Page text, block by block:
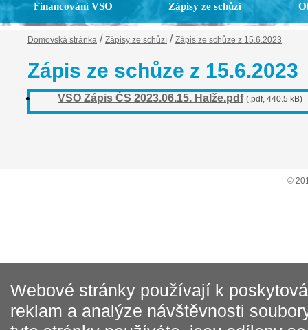
Financování VSO Zápisy ze schůzí
Domovská stránka / Zápisy ze schůzí / Zápis ze schůze z 15.6.2023
Zápis ze schůze z 15.6.2023
VSO Zápis ČS 2023.06.15. Halže.pdf (.pdf, 440.5 kB)
©
Webové stránky používají k
reklam a analýze návštěvnosti